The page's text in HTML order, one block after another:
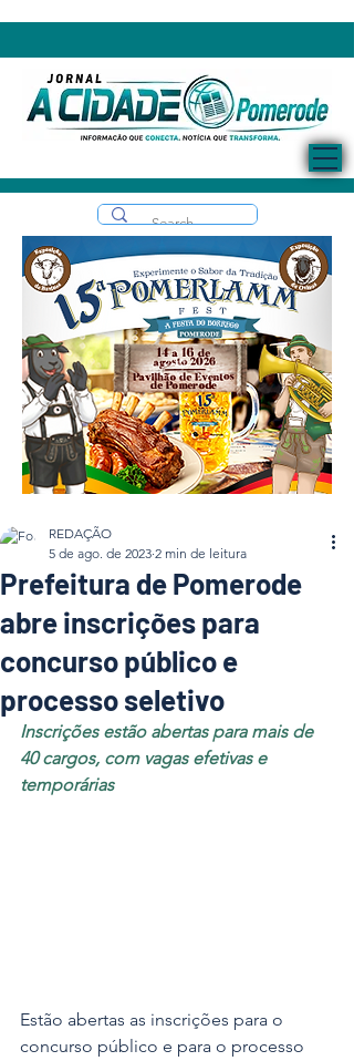
Prefeitura de Pomerode
abre inscrições para
concurso público e
processo seletivo
REDAÇÃO
5 de ago. de 2023 2 min de leitura
Inscrições estão abertas para mais de
40 cargos, com vagas efetivas e
temporárias
Estão abertas as inscrições para o
concurso público e para o processo